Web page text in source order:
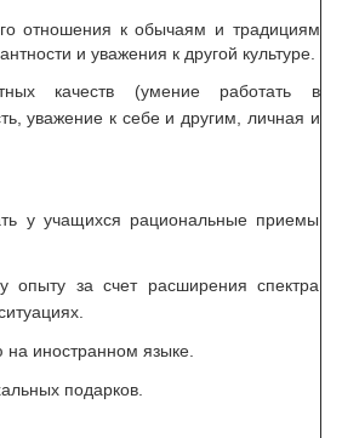
отношения к обычаям и традициям
и уважения к другой культуре.
качеств (умение работать в
уважение к себе и другим, личная и
у учащихся рациональные приемы
за счет расширения спектра
иностранном языке.
подарков.